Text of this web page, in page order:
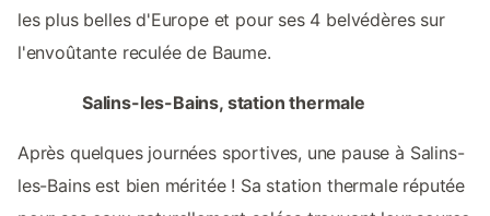
les plus belles d'Europe et pour ses 4 belvédères sur
l'envoûtante reculée de Baume.
Salins-les-Bains, station thermale
Après quelques journées sportives, une pause à Salins-
les-Bains est bien méritée ! Sa station thermale réputée